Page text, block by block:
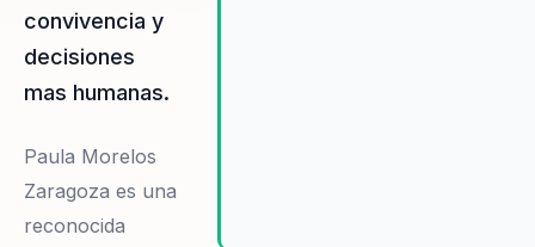
convivencia y
decisiones
mas humanas.
Paula Morelos
Zaragoza es una
reconocida